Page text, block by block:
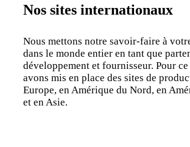
Nos sites internationaux
Nous mettons notre savoir-faire à
dans le monde entier en tant que
développement et fournisseur. Pour
avons mis en place des sites de
Europe, en Amérique du Nord, en
et en Asie.